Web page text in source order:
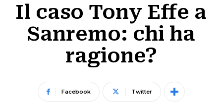
Il caso Tony Effe a
Sanremo: chi ha
ragione?
Facebook Twitter